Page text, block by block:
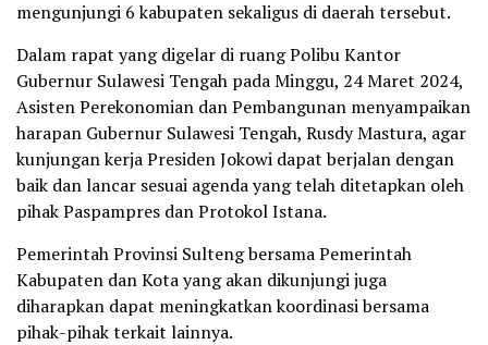
mengunjungi 6 kabupaten sekaligus di daerah tersebut.
Dalam rapat yang digelar di ruang Polibu Kantor
Gubernur Sulawesi Tengah pada Minggu, 24 Maret 2024,
Asisten Perekonomian dan Pembangunan menyampaikan
harapan Gubernur Sulawesi Tengah, Rusdy Mastura, agar
kunjungan kerja Presiden Jokowi dapat berjalan dengan
baik dan lancar sesuai agenda yang telah ditetapkan oleh
pihak Paspampres dan Protokol Istana.
Pemerintah Provinsi Sulteng bersama Pemerintah
Kabupaten dan Kota yang akan dikunjungi juga
diharapkan dapat meningkatkan koordinasi bersama
pihak-pihak terkait lainnya.